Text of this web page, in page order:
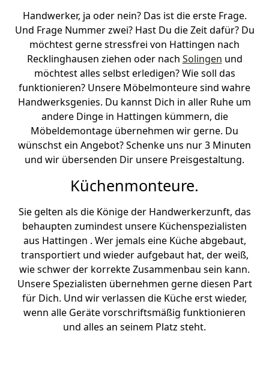
Handwerker, ja oder nein? Das ist die erste Frage.
Und Frage Nummer zwei? Hast Du die Zeit dafür? Du
möchtest gerne stressfrei von Hattingen nach
Recklinghausen ziehen oder nach Solingen und
möchtest alles selbst erledigen? Wie soll das
funktionieren? Unsere Möbelmonteure sind wahre
Handwerksgenies. Du kannst Dich in aller Ruhe um
andere Dinge in Hattingen kümmern, die
Möbeldemontage übernehmen wir gerne. Du
wünschst ein Angebot? Schenke uns nur 3 Minuten
und wir übersenden Dir unsere Preisgestaltung.
Küchenmonteure.
Sie gelten als die Könige der Handwerkerzunft, das
behaupten zumindest unsere Küchenspezialisten
aus Hattingen . Wer jemals eine Küche abgebaut,
transportiert und wieder aufgebaut hat, der weiß,
wie schwer der korrekte Zusammenbau sein kann.
Unsere Spezialisten übernehmen gerne diesen Part
für Dich. Und wir verlassen die Küche erst wieder,
wenn alle Geräte vorschriftsmäßig funktionieren
und alles an seinem Platz steht.